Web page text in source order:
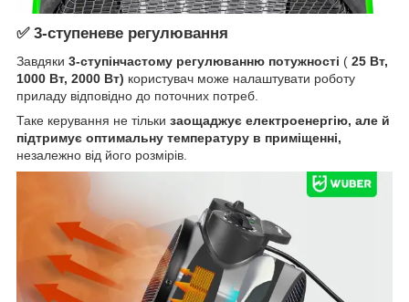
✅ 3-ступеневе регулювання
Завдяки 3-ступінчастому регулюванню потужності ( 25 Вт,
1000 Вт, 2000 Вт) користувач може налаштувати роботу
приладу відповідно до поточних потреб.
Таке керування не тільки заощаджує електроенергію, але й
підтримує оптимальну температуру в приміщенні,
незалежно від його розмірів.